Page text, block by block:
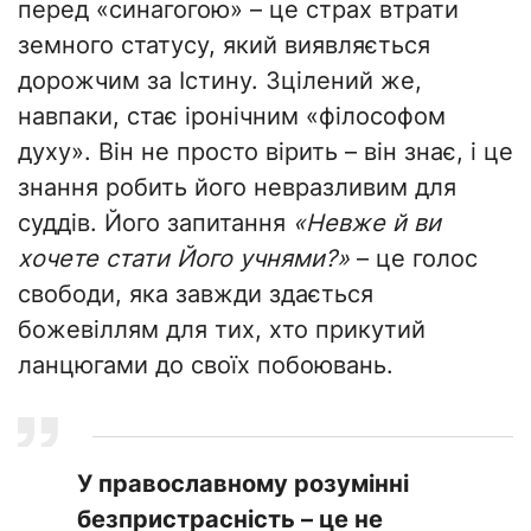
перед «синагогою» – це страх втрати
земного статусу, який виявляється
дорожчим за Істину. Зцілений же,
навпаки, стає іронічним «філософом
духу». Він не просто вірить – він знає, і це
знання робить його невразливим для
суддів. Його запитання «Невже й ви
хочете стати Його учнями?» – це голос
свободи, яка завжди здається
божевіллям для тих, хто прикутий
ланцюгами до своїх побоювань.
​У православному розумінні
безпристрасність – це не